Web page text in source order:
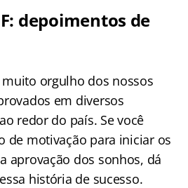
depoimentos de
orgulho dos nossos
em diversos
redor do país. Se você
de motivação para iniciar os
aprovação dos sonhos, dá
história de sucesso.